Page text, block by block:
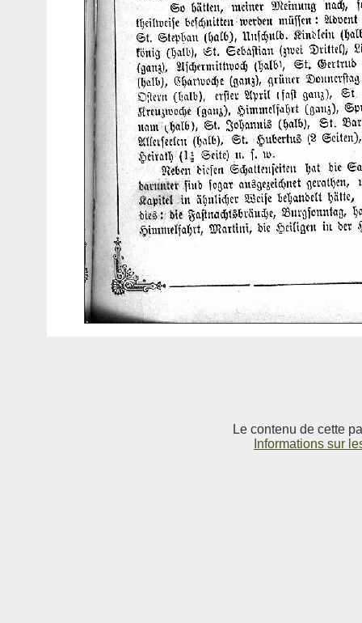
Le contenu de cette
Informations sur